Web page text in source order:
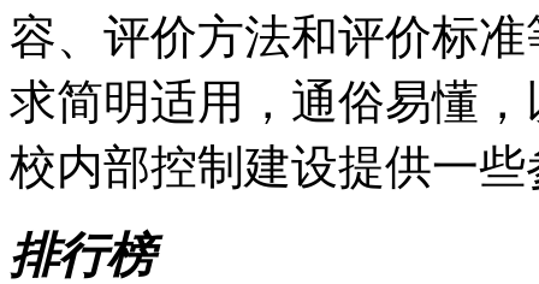
容、评价方法和评价标
求简明适用，通俗易懂
校内部控制建设提供一些
排行榜